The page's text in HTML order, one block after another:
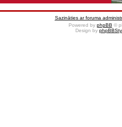
Sazināties ar foruma
Powered by phpBB ©
Design by